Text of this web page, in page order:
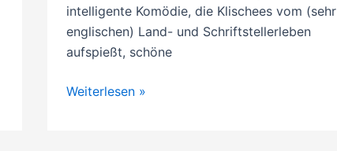
intelligente Komödie, die Klischees vom (sehr
englischen) Land- und Schriftstellerleben
aufspießt, schöne
Filmkritik:
Weiterlesen »